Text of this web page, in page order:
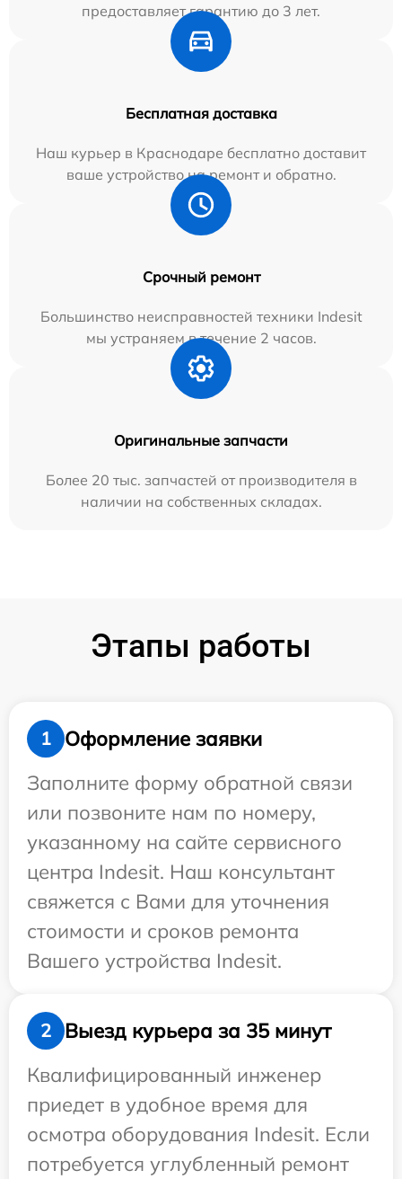
предоставляет гарантию до 3 лет.
Бесплатная доставка
Наш курьер в Краснодаре бесплатно доставит
ваше устройство на ремонт и обратно.
Срочный ремонт
Большинство неисправностей техники Indesit
мы устраняем в течение 2 часов.
Оригинальные запчасти
Более 20 тыс. запчастей от производителя в
наличии на собственных складах.
Этапы работы
1
Оформление заявки
Заполните форму обратной связи
или позвоните нам по номеру,
указанному на сайте сервисного
центра Indesit. Наш консультант
свяжется с Вами для уточнения
стоимости и сроков ремонта
Вашего устройства Indesit.
2
Выезд курьера за 35 минут
Квалифицированный инженер
приедет в удобное время для
осмотра оборудования Indesit. Если
потребуется углубленный ремонт